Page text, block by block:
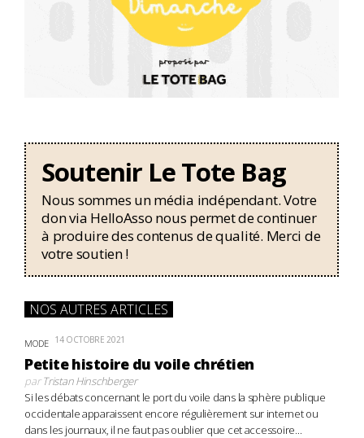
Soutenir Le Tote Bag
Nous sommes un média indépendant. Votre
don via HelloAsso nous permet de continuer
à produire des contenus de qualité. Merci de
votre soutien !
NOS AUTRES ARTICLES
MODE 14 OCTOBRE 2021
Petite histoire du voile chrétien
parTristan Hinschberger
Si les débats concernant le port du voile dans la sphère publique
occidentale apparaissent encore régulièrement sur internet ou
dans les journaux, il ne faut pas oublier que cet accessoire...